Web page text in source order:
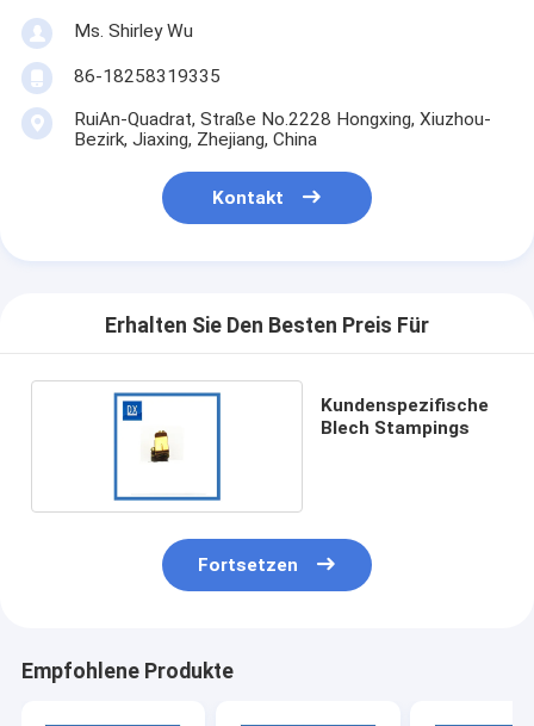
Ms. Shirley Wu
86-18258319335
RuiAn-Quadrat, Straße No.2228 Hongxing, Xiuzhou-
Bezirk, Jiaxing, Zhejiang, China
Kontakt
Erhalten Sie Den Besten Preis Für
Kundenspezifische
Blech Stampings
Fortsetzen
Empfohlene Produkte